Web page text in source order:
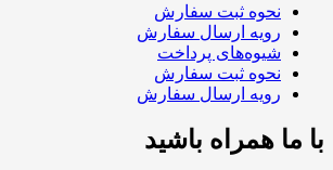
نحوه ثبت سفارش
رویه ارسال سفارش
شیوه‌های پرداخت
نحوه ثبت سفارش
رویه ارسال سفارش
با ما همراه باشید